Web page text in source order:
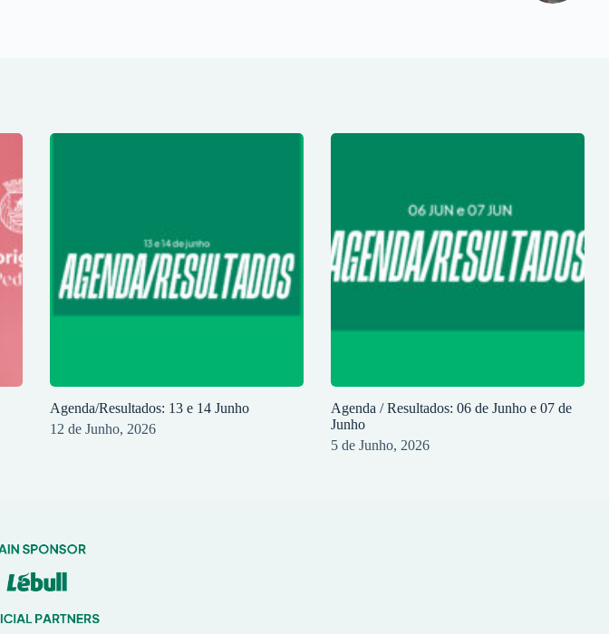
Agenda/Resultados: 13 e 14 Junho
12 de Junho, 2026
Agenda / Resultados: 06 de Junho e 07 de
Junho
5 de Junho, 2026